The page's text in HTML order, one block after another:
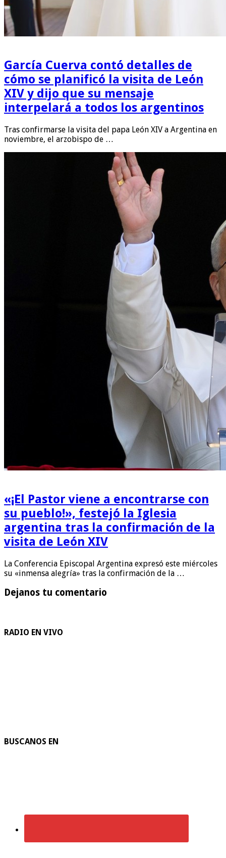
García Cuerva contó detalles de
cómo se planificó la visita de León
XIV y dijo que su mensaje
interpelará a todos los argentinos
Tras confirmarse la visita del papa León XIV a Argentina en
noviembre, el arzobispo de …
«¡El Pastor viene a encontrarse con
su pueblo!», festejó la Iglesia
argentina tras la confirmación de la
visita de León XIV
La Conferencia Episcopal Argentina expresó este miércoles
su «inmensa alegría» tras la confirmación de la …
Dejanos tu comentario
RADIO EN VIVO
BUSCANOS EN